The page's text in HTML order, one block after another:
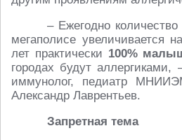
– Ежегодно
мегаполисе увеличивается
лет практически 100%
городах будут аллергиками,
иммунолог, педиатр
Александр Лаврентьев.
Запретная тема